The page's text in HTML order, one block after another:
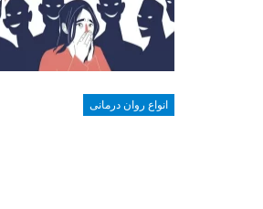
انواع روان درمانی